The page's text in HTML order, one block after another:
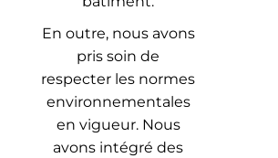
En outre, nous avons
pris soin de
respecter les normes
environnementales
en vigueur. Nous
avons intégré des